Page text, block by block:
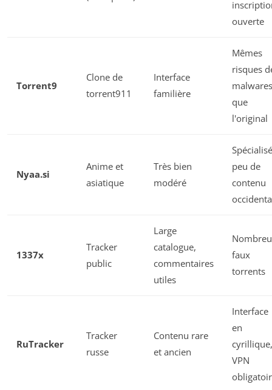
ouverte
Torrent9
Clone de
torrent911
Interface
familière
Mêmes
risques
malwares
que
l'original
Nyaa.si
Anime et
asiatique
Très bien
modéré
peu de
contenu
1337x
Tracker
public
Large
catalogue,
commentaires
utiles
faux
torrents
RuTracker
Tracker
russe
Contenu rare
et ancien
Interface
en
cyrillique,
VPN